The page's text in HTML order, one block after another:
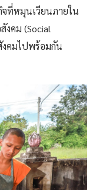
จที่หมุนเวียนภายใน
งคม (Social
งคมไปพร้อมกัน